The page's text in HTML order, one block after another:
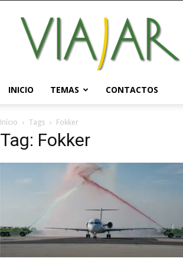
Viajar
Magazine
Online
INICIO TEMAS CONTACTOS
Início Tags Fokker
Tag: Fokker